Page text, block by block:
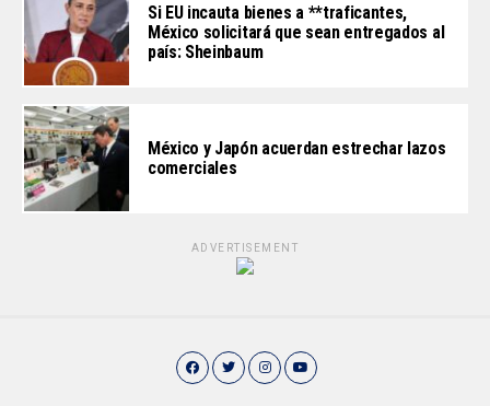
Si EU incauta bienes a **traficantes,
México solicitará que sean entregados al
país: Sheinbaum
México y Japón acuerdan estrechar lazos
comerciales
ADVERTISEMENT